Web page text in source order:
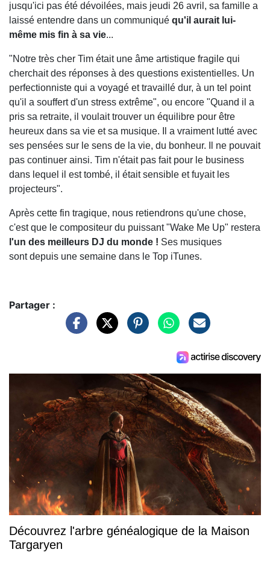
jusqu'ici pas été dévoilées, mais jeudi 26 avril, sa famille a
laissé entendre dans un communiqué qu'il aurait lui-
même mis fin à sa vie...
"Notre très cher Tim était une âme artistique fragile qui
cherchait des réponses à des questions existentielles. Un
perfectionniste qui a voyagé et travaillé dur, à un tel point
qu'il a souffert d'un stress extrême", ou encore "Quand il a
pris sa retraite, il voulait trouver un équilibre pour être
heureux dans sa vie et sa musique. Il a vraiment lutté avec
ses pensées sur le sens de la vie, du bonheur. Il ne pouvait
pas continuer ainsi. Tim n'était pas fait pour le business
dans lequel il est tombé, il était sensible et fuyait les
projecteurs".
Après cette fin tragique, nous retiendrons qu'une chose,
c'est que le compositeur du puissant "Wake Me Up" restera
l'un des meilleurs DJ du monde ! Ses musiques
sont depuis une semaine dans le Top iTunes.
Partager :
Découvrez l'arbre généalogique de la Maison
Targaryen